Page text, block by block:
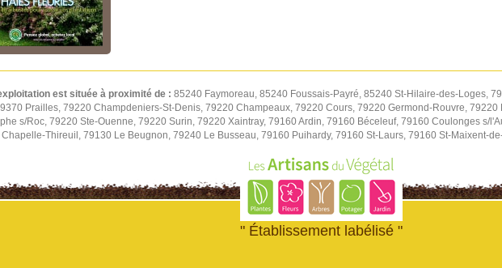
est située à proximité de : 85240 Faymoreau, 85240 Foussais-Payré, 85240 St-Hilaire-des-Loges,
Prailles, 79220 Champdeniers-St-Denis, 79220 Champeaux, 79220 Cours, 79220 Germond-Rouvre,
s/Roc, 79220 Ste-Ouenne, 79220 Surin, 79220 Xaintray, 79160 Ardin, 79160 Béceleuf, 79160 Coulonges s/
Thireuil, 79130 Le Beugnon, 79240 Le Busseau, 79160 Puihardy, 79160 St-Laurs, 79160 St-Maixent-
" Établissement labélisé "